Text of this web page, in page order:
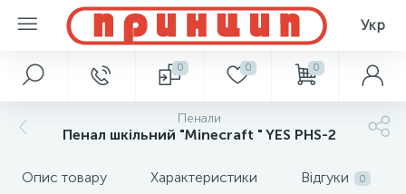
Укр
0 0 0
Пенали
Пенал шкільний "Minecraft " YES PHS-2
Опис товару Характеристики Відгуки 0